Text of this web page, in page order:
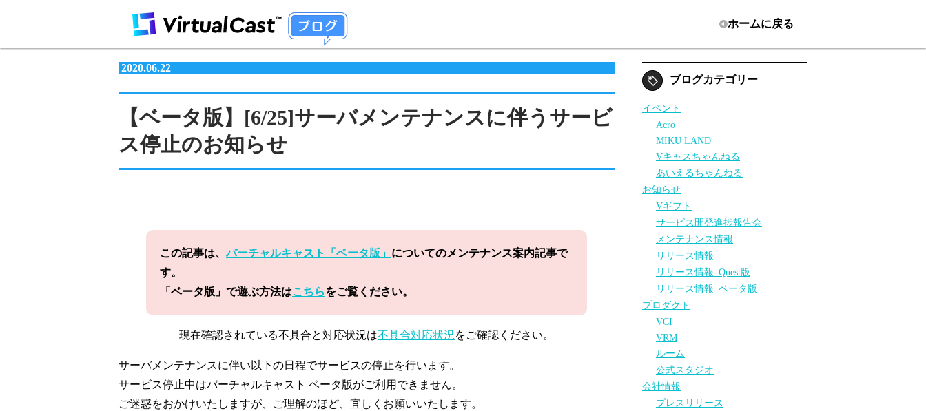
ホームに戻る
2020.06.22
【ベータ版】[6/25]サーバメンテナンスに伴うサービ
ス停止のお知らせ
この記事は、バーチャルキャスト「ベータ版」 についてのメンテナンス案内記事で
す。
「ベータ版」で遊ぶ方法はこちらをご覧ください。
現在確認されている不具合と対応状況は不具合対応状況をご確認ください。
サーバメンテナンスに伴い以下の日程でサービスの停止を行います。
サービス停止中はバーチャルキャスト ベータ版がご利用できません。
ご迷惑をおかけいたしますが、ご理解のほど、宜しくお願いいたします。
ブログカテゴリー
イベント
Acro
MIKU LAND
Vキャスちゃんねる
あいえるちゃんねる
お知らせ
Vギフト
サービス開発進捗報告会
メンテナンス情報
リリース情報
リリース情報_Quest版
リリース情報_ベータ版
プロダクト
VCI
VRM
ルーム
公式スタジオ
会社情報
プレスリリース